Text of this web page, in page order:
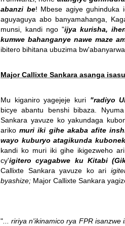
abanzi be! Mbese agiye guhinduka
aguyaguya abo banyamahanga,
munsi, kandi ngo "ijya kurisha,
kumwe bahanganye nawe maze
ibitero bihitana ubuzima
Major Callixte Sankara asanga
Mu kiganiro yagejeje kuri "radiyo
bicye abantu benshi bibaza.
Sankara yavuze ko yakundaga
arikomuri iki gihe akaba afite
wayo kuburyo atagikunda
kandi ko muri iki gihe ikigezweho
cy'igitero cyagabwe ku Kitabi
Callixte Sankara yavuze ko ari
byashize; Major Callixte Sankara
" ... ririya n'ikinamico rya FPR